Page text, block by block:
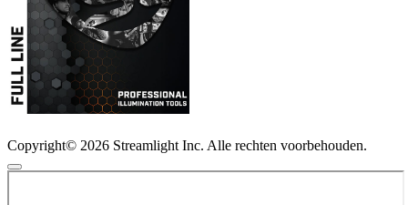
Copyright© 2026 Streamlight Inc. Alle rechten voorbehouden.